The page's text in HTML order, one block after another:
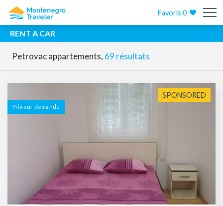
Favoris0
RENT A CAR
Petrovac appartements, 69 résultats
SPONSORED
Prix ​​sur demande